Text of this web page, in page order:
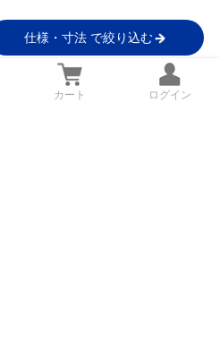
仕様・寸法 で絞り込む
カート ログイン